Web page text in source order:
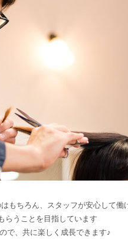
もちろん、スタッフが安心して働
らうことを目指しています
で、共に楽しく成長できます♪